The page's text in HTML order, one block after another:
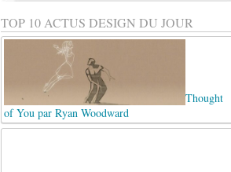
TOP 10 ACTUS DESIGN DU JOUR
Thought
of You par Ryan Woodward